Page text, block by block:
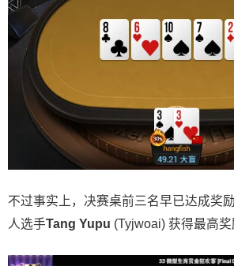
不过事实上，决赛桌前三名早已达成奖
人选手Tang Yupu (Tyjwoai) 获得最高奖